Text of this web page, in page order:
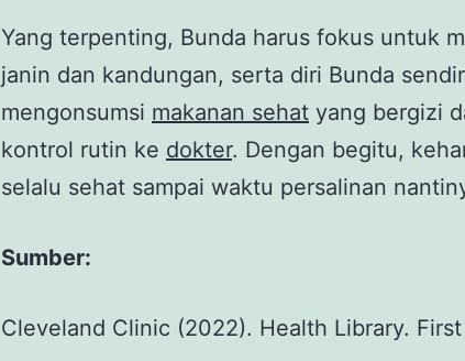
Yang terpenting, Bunda harus fokus untuk
janin dan kandungan, serta diri Bunda
mengonsumsi makanan sehat yang bergizi
kontrol rutin ke dokter. Dengan begitu,
selalu sehat sampai waktu persalinan
Sumber:
Cleveland Clinic (2022). Health Library.